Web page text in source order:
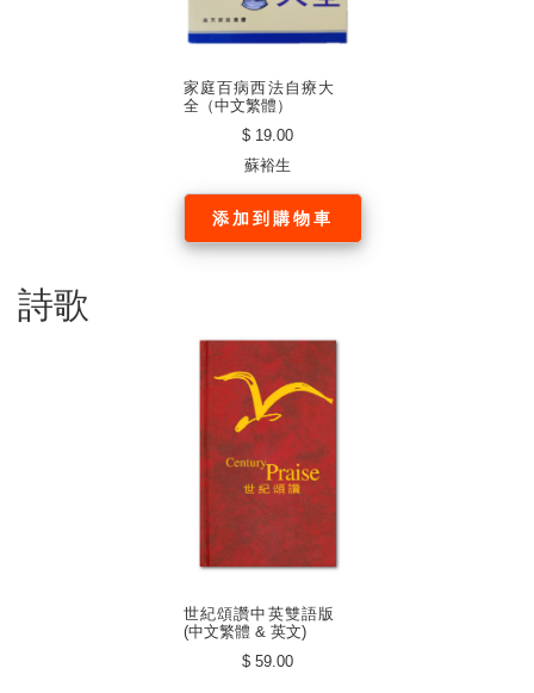
家庭百病西法自療大
全（中文繁體）
$ 19.00
蘇裕生
添加到購物車
詩歌
世紀頌讚中英雙語版
(中文繁體 & 英文)
$ 59.00